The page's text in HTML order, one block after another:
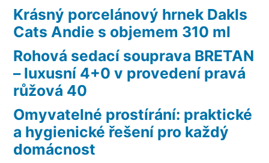
Krásný porcelánový hrnek Dakls
Cats Andie s objemem 310 ml
Rohová sedací souprava BRETAN
– luxusní 4+0 v provedení pravá
růžová 40
Omyvatelné prostírání: praktické
a hygienické řešení pro každý
domácnost